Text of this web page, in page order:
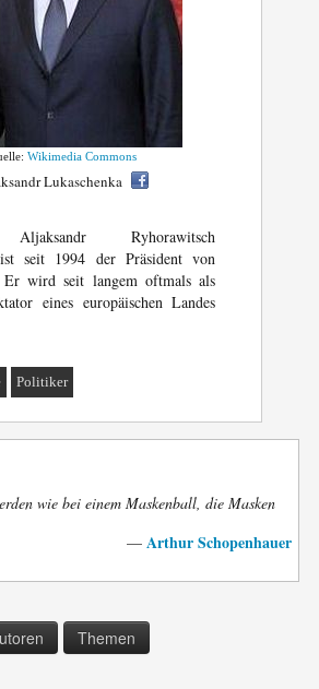
Wikimedia Commons
Lukaschenka
Ryhorawitsch
ist seit 1994 der Präsident von
Er wird seit langem oftmals als
eines europäischen Landes
Politiker
wie bei einem Maskenball, die Masken
— Arthur Schopenhauer
Themen